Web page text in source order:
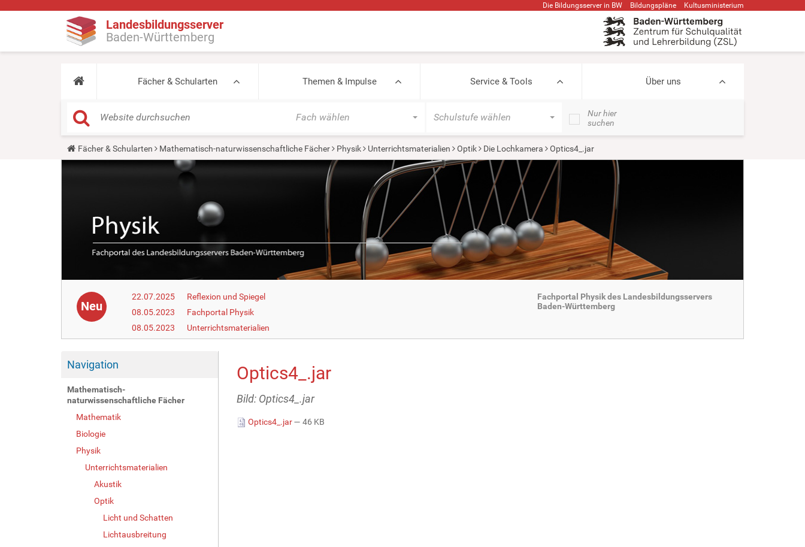
Die Bildungsserver in BW Bildungspläne Kultusministerium
Landesbildungsserver
Baden-Württemberg
Fächer & Schularten Themen & Impulse Service & Tools Über uns
Fach wählen Schulstufe wählen
Nur hier
suchen
Y
o
Fächer & Schularten Mathematisch-naturwissenschaftliche Fächer Physik Unterrichtsmaterialien Optik Die Lochkamera Optics4_.jar
Neu
22.07.2025
Reflexion und Spiegel
08.05.2023
Fachportal Physik
08.05.2023
Unterrichtsmaterialien
Fachportal Physik des Landesbildungsservers
Baden-Württemberg
Navigation
Mathematisch-
naturwissenschaftliche Fächer
Mathematik
Biologie
Physik
Unterrichtsmaterialien
Akustik
Optik
Licht und Schatten
Lichtausbreitung
Optics4_.jar
Bild: Optics4_.jar
Optics4_.jar— 46 KB